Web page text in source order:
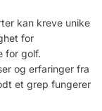
kan kreve unike
for
for golf.
og erfaringer fra
et grep fungerer